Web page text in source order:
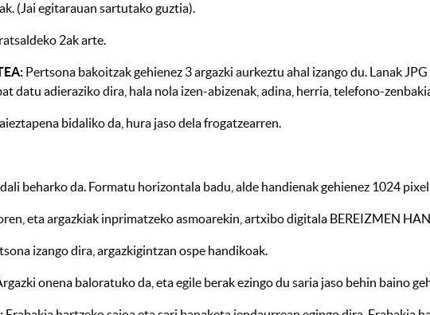
(Jai egitarauan sartutako guztia).
2ak arte.
Pertsona bakoitzak gehienez 3 argazki aurkeztu ahal izango du. Lanak
datu adieraziko dira, hala nola izen-abizenak, adina, herria, telefono-
bidaliko da, hura jaso dela frogatzearren.
beharko da. Formatu horizontala badu, alde handienak gehienez 1024
eta argazkiak inprimatzeko asmoarekin, artxibo digitala BEREIZMEN
izango dira, argazkigintzan ospe handikoak.
onena baloratuko da, eta egile berak ezingo du saria jaso behin baino